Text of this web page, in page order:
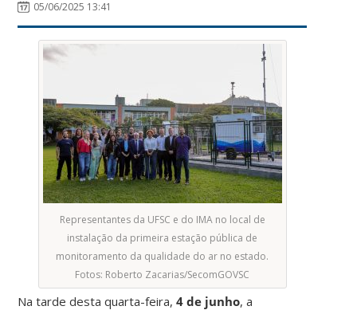
05/06/2025 13:41
Representantes da UFSC e do IMA no local de
instalação da primeira estação pública de
monitoramento da qualidade do ar no estado.
Fotos: Roberto Zacarias/SecomGOVSC
Na tarde desta quarta-feira,4 de junho, a